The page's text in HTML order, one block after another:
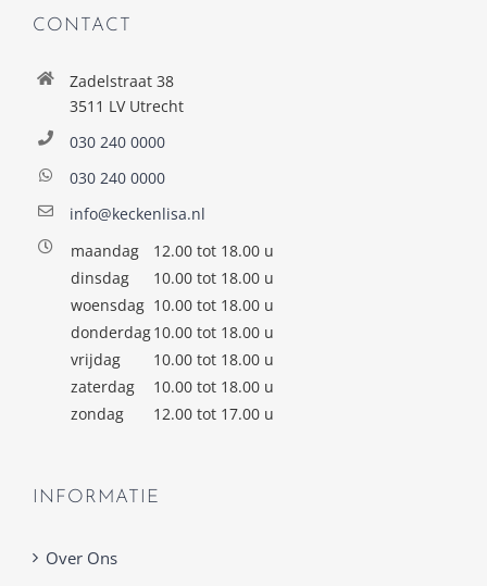
CONTACT
Zadelstraat 38
3511 LV Utrecht
030 240 0000
030 240 0000
info@keckenlisa.nl
maandag
12.00 tot 18.00 u
dinsdag
10.00 tot 18.00 u
woensdag 10.00 tot 18.00 u
donderdag10.00 tot 18.00 u
vrijdag
10.00 tot 18.00 u
zaterdag
10.00 tot 18.00 u
zondag
12.00 tot 17.00 u
INFORMATIE
Over Ons